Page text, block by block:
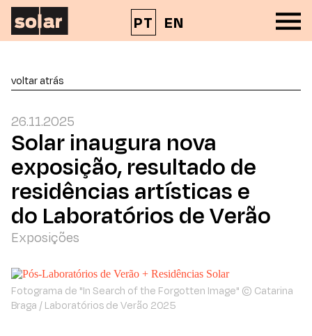
PT EN
voltar atrás
26.11.2025
Solar inaugura nova
exposição, resultado de
residências artísticas e
do Laboratórios de Verão
Exposições
Fotograma de "In Search of the Forgotten Image" © Catarina
Braga / Laboratórios de Verão 2025